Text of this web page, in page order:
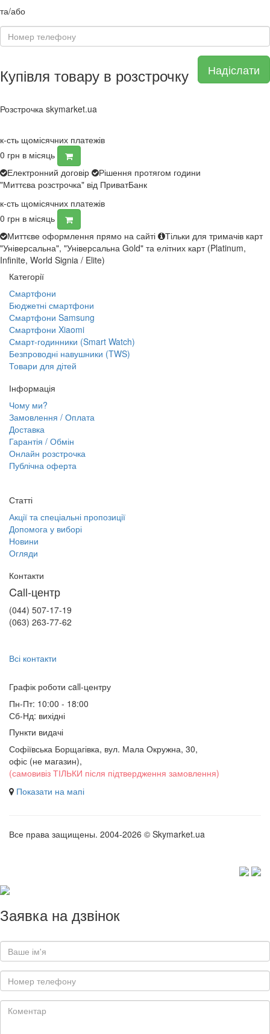
та/або
Надіслати
Купівля товару в розстрочку
Розстрочка skymarket.ua
к-сть щомісячних платежів
0 грн в місяць
Електронний договір
Рішення протягом години
"Миттєва розстрочка" від ПриватБанк
к-сть щомісячних платежів
0 грн в місяць
Миттєве оформлення прямо на сайті
Тільки для тримачів карт
"Універсальна", "Універсальна Gold" та елітних карт (Platinum,
Infinite, World Signia / Elite)
Категорії
Смартфони
Бюджетні смартфони
Смартфони Samsung
Смартфони Xiaomi
Смарт-годинники (Smart Watch)
Безпроводні навушники (TWS)
Товари для дітей
Інформація
Чому ми?
Замовлення / Оплата
Доставка
Гарантія / Обмін
Онлайн розстрочка
Публічна оферта
Статті
Акції та спеціальні пропозиції
Допомога у виборі
Новини
Огляди
Контакти
Call-центр
(044) 507-17-19
(063) 263-77-62
Всі контакти
Графік роботи сall-центру
Пн-Пт: 10:00 - 18:00
Сб-Нд: вихідні
Пункти видачі
Софіївська Борщагівка, вул. Мала Окружна, 30,
офіс (не магазин),
(самовивіз ТІЛЬКИ після підтвердження замовлення)
Показати на мапі
Все права защищены. 2004-2026 © Skymarket.ua
Заявка на дзвінок